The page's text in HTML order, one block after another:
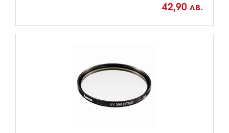
42,90 лв.